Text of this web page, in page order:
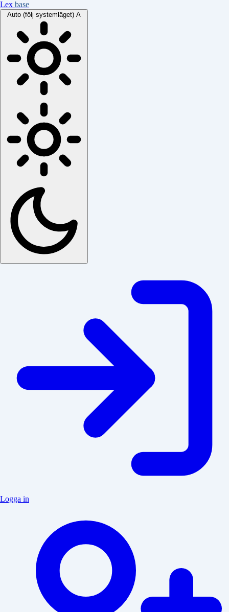
Lex base
Auto (följ systemläget) A
Logga in